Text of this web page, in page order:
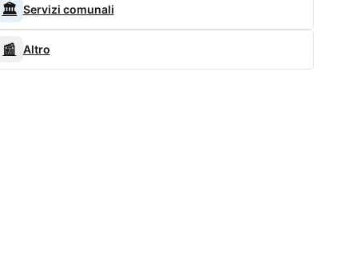
🏛️ Servizi comunali
📰 Altro